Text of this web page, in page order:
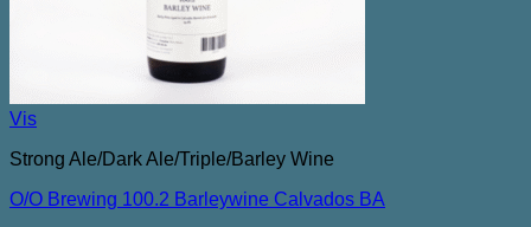
Vis
Strong Ale/Dark Ale/Triple/Barley Wine
O/O Brewing 100.2 Barleywine Calvados BA